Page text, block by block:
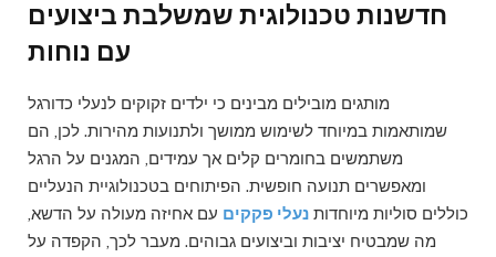
חדשנות טכנולוגית שמשלבת ביצועים
עם נוחות
מותגים מובילים מבינים כי ילדים זקוקים לנעלי כדורגל
שמותאמות במיוחד לשימוש ממושך ולתנועות מהירות. לכן, הם
משתמשים בחומרים קלים אך עמידים, המגנים על הרגל
ומאפשרים תנועה חופשית. הפיתוחים בטכנולוגיית הנעליים
כוללים סוליות מיוחדות נעלי פקקים עם אחיזה מעולה על הדשא,
מה שמבטיח יציבות וביצועים גבוהים. מעבר לכך, הקפדה על